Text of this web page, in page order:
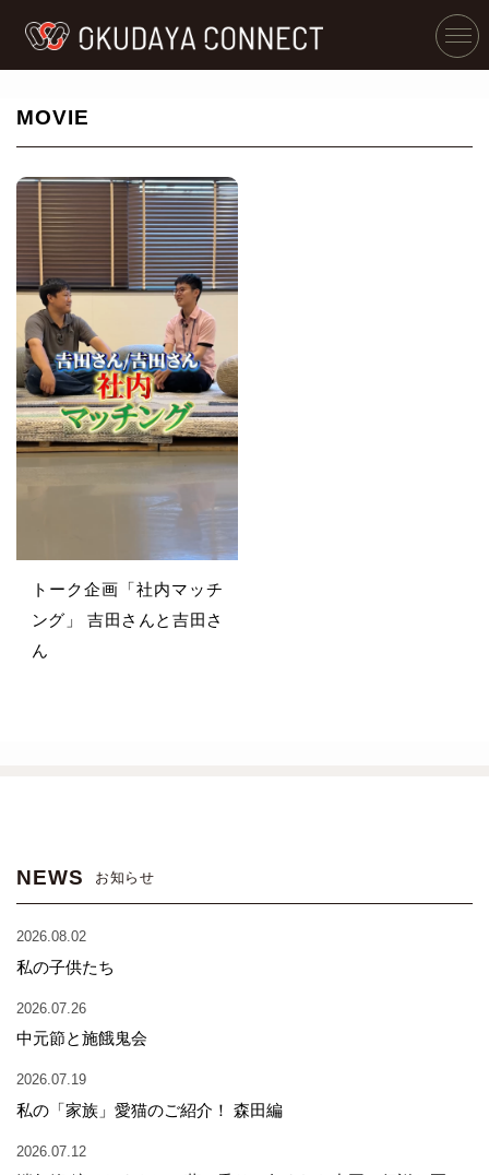
MOVIE
トーク企画「社内マッチ
ング」 吉田さんと吉田さ
ん
NEWS お知らせ
2026.08.02
私の子供たち
2026.07.26
中元節と施餓鬼会
2026.07.19
私の「家族」愛猫のご紹介！ 森田編
2026.07.12